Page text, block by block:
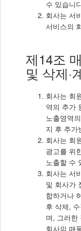
수 있습니
회사는 서
서비스의
제14조
및 삭제·
회사는 회
역의 추가
노출영역
지 후 추가
회사는 회
광고를 위
노출할 수
회사는 서
및 회사가
합하거나
후 삭제,
며, 그러한
회사의 매